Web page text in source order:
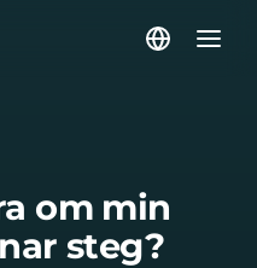
om min
steg?